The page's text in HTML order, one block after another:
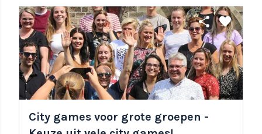
share favorite
City games voor grote groepen -